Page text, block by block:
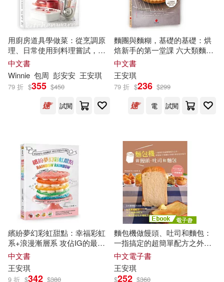
盧美玲(1)
陳勇利(1) 雅絲敏 ‧ 歐斯曼(1)
馬克吐溫(1)
（中國台灣）王安琪(1)
（沙特阿拉伯）阿齊茲·穆罕默德(1)
（沙特）阿卜杜·阿齊茲·薩格阿比
（美）埃蘭·本-約瑟夫(1)
（英）愛德華·富爾布魯克(1)
科學出版社(1)
經濟科學出版社(1)
黑龍江教育出版社(1)
用廚房道具學做菜：從烹調原
理、日常使用到料理嘗試，讓
下廚更有效率
中文書
Winnie 包周 彭安安 王安琪
79 折 $355 $450
試閱
麵團與麵糊，基礎的基礎：烘
焙新手的第一堂課 六大類麵團
和麵糊基本技法與糕點示範
中文書
王安琪
79 折 $236 $299
電
試閱
繽紛夢幻彩虹甜點：幸福彩虹
系+浪漫漸層系 攻佔IG的最夯
打卡甜點
中文書
王安琪
9 折 $342 $380
麵包機做饅頭、吐司和麵包：
一指搞定的超簡單配方之外，
再蒐集27個讓吐司隔天更好吃
的秘方 (電子書)
中文電子書
王安琪
$252 $360